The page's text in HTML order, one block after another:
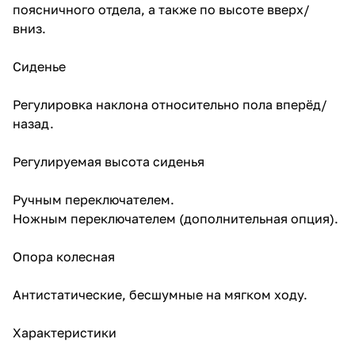
поясничного отдела, а также по высоте вверх/
вниз.
Сиденье
Регулировка наклона относительно пола вперёд/
назад.
Регулируемая высота сиденья
Ручным переключателем.
Ножным переключателем (дополнительная опция).
Опора колесная
Антистатические, бесшумные на мягком ходу.
Характеристики